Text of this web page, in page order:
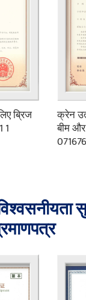
ब्रिज
1
क्रेन
बीम